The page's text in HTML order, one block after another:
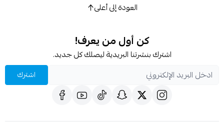
العودة إلى أعلى
كن أول من يعرف!
اشترك بنشرتنا البريدية ليصلك كل جديد.
اشترك